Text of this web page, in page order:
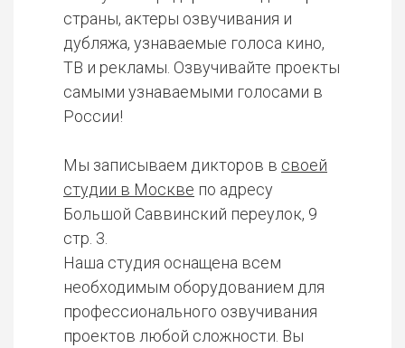
страны, актеры озвучивания и
дубляжа, узнаваемые голоса кино,
ТВ и рекламы. Озвучивайте проекты
самыми узнаваемыми голосами в
России!
Мы записываем дикторов в своей
студии в Москве по адресу
Большой Саввинский переулок, 9
стр. 3.
Наша студия оснащена всем
необходимым оборудованием для
профессионального озвучивания
проектов любой сложности. Вы